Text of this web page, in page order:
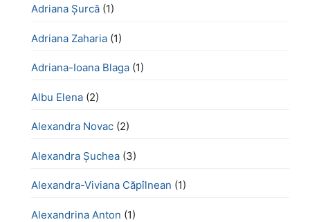
Adriana Șurcă (1)
Adriana Zaharia (1)
Adriana-Ioana Blaga (1)
Albu Elena (2)
Alexandra Novac (2)
Alexandra Șuchea (3)
Alexandra-Viviana Căpîlnean (1)
Alexandrina Anton (1)